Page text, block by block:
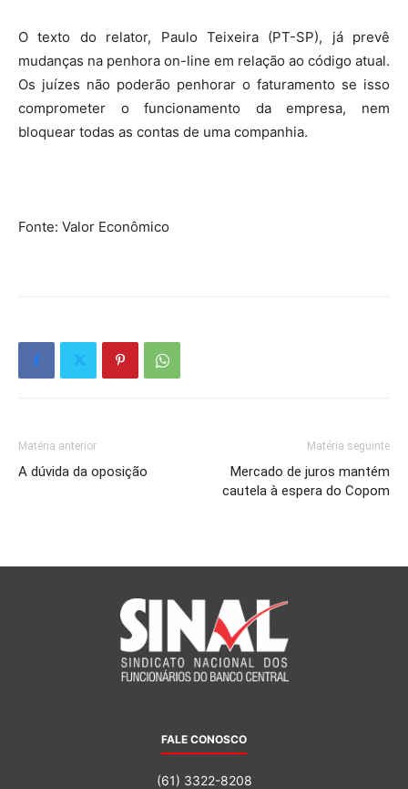
O texto do relator, Paulo Teixeira (PT-SP), já prevê
mudanças na penhora on-line em relação ao código atual.
Os juízes não poderão penhorar o faturamento se isso
comprometer o funcionamento da empresa, nem
bloquear todas as contas de uma companhia.
Fonte: Valor Econômico
Matéria anterior
A dúvida da oposição
Matéria seguinte
Mercado de juros mantém
cautela à espera do Copom
FALE CONOSCO
(61) 3322-8208